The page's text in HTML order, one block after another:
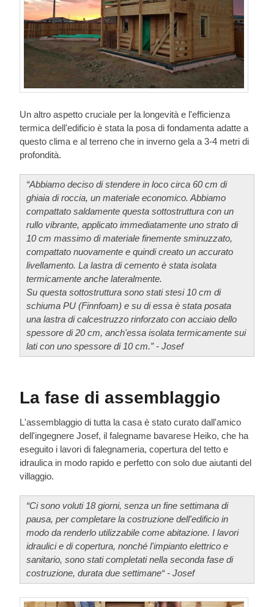
Un altro aspetto cruciale per la longevità e l'efficienza
termica dell'edificio è stata la posa di fondamenta adatte a
questo clima e al terreno che in inverno gela a 3-4 metri di
profondità.
“Abbiamo deciso di stendere in loco circa 60 cm di
ghiaia di roccia, un materiale economico. Abbiamo
compattato saldamente questa sottostruttura con un
rullo vibrante, applicato immediatamente uno strato di
10 cm massimo di materiale finemente sminuzzato,
compattato nuovamente e quindi creato un accurato
livellamento. La lastra di cemento è stata isolata
termicamente anche lateralmente.
Su questa sottostruttura sono stati stesi 10 cm di
schiuma PU (Finnfoam) e su di essa è stata posata
una lastra di calcestruzzo rinforzato con acciaio dello
spessore di 20 cm, anch'essa isolata termicamente sui
lati con uno spessore di 10 cm.” - Josef
La fase di assemblaggio
L'assemblaggio di tutta la casa è stato curato dall'amico
dell'ingegnere Josef, il falegname bavarese Heiko, che ha
eseguito i lavori di falegnameria, copertura del tetto e
idraulica in modo rapido e perfetto con solo due aiutanti del
villaggio.
“Ci sono voluti 18 giorni, senza un fine settimana di
pausa, per completare la costruzione dell'edificio in
modo da renderlo utilizzabile come abitazione. I lavori
idraulici e di copertura, nonché l'impianto elettrico e
sanitario, sono stati completati nella seconda fase di
costruzione, durata due settimane“ - Josef